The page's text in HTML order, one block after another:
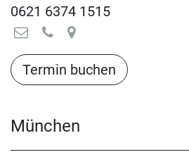
0621 6374 1515
Termin buchen​​​​​​​​​​
München